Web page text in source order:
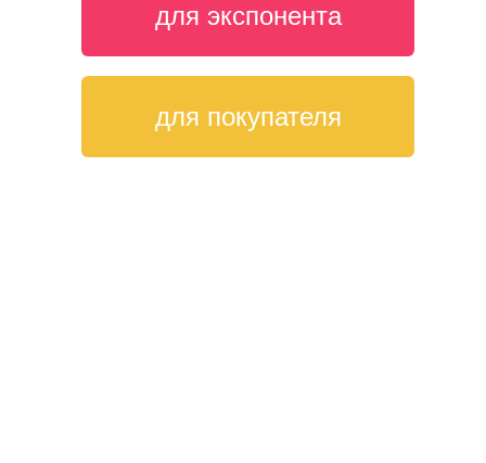
для экспонента
для покупателя